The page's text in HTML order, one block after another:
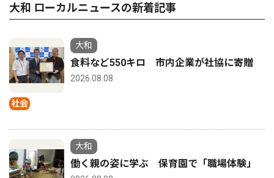
大和 ローカルニュースの新着記事
社会
大和
食料など550キロ 市内企業が社協に寄贈
2026.08.08
大和
働く親の姿に学ぶ 保育園で「職場体験」